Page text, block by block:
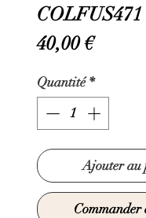
COLFUS471
40,00 €Prix
Quantité *
Ajouter au
Commander